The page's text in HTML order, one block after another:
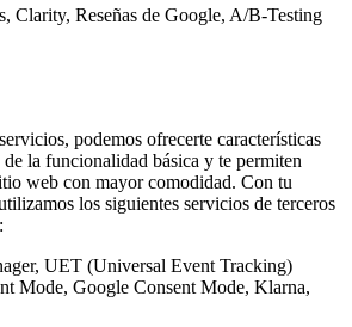
Clarity, Reseñas de Google, A/B-Testing
podemos ofrecerte características
la funcionalidad básica y te permiten
web con mayor comodidad. Con tu
los siguientes servicios de terceros
UET (Universal Event Tracking)
Mode, Google Consent Mode, Klarna,